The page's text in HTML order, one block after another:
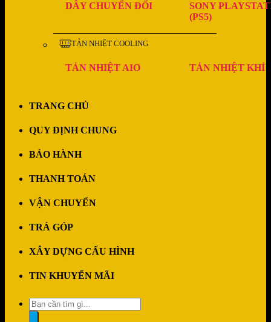
DÂY CHUYỂN ĐỔI
SONY
(PS5)
TẢN NHIỆT COOLING
TẢN NHIỆT AIO TẢN NHIỆT KHÍ
TRANG CHỦ
QUY ĐỊNH CHUNG
BẢO HÀNH
THANH TOÁN
VẬN CHUYỂN
TRẢ GÓP
XÂY DỰNG CẤU HÌNH
TIN KHUYẾN MÃI
Tìm
kiếm: